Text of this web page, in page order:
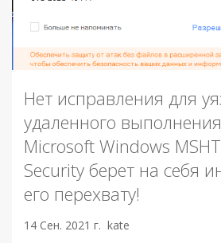
Нет исправления для
удаленного
Microsoft Windows
Security берет на себя
его перехвату!
14 Сен. 2021 г. kate